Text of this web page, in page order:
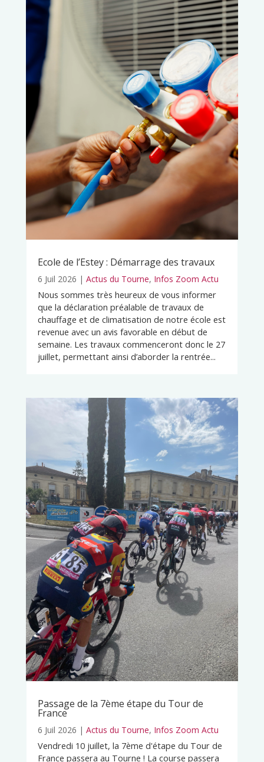
Ecole de l’Estey : Démarrage des travaux
6 Juil 2026 | Actus du Tourne, Infos Zoom Actu
Nous sommes très heureux de vous informer
que la déclaration préalable de travaux de
chauffage et de climatisation de notre école est
revenue avec un avis favorable en début de
semaine. Les travaux commenceront donc le 27
juillet, permettant ainsi d’aborder la rentrée...
Passage de la 7ème étape du Tour de
France
6 Juil 2026 | Actus du Tourne, Infos Zoom Actu
Vendredi 10 juillet, la 7ème d'étape du Tour de
France passera au Tourne ! La course passera